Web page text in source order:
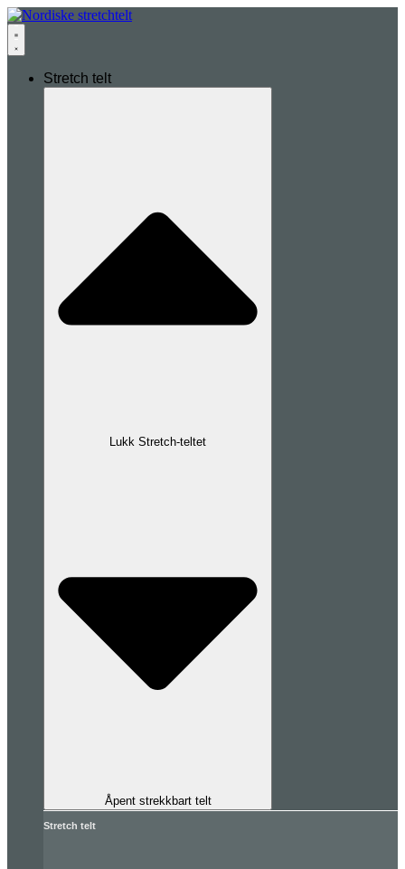
Stretch telt
Lukk Stretch-teltet
Åpent strekkbart telt
Stretch telt